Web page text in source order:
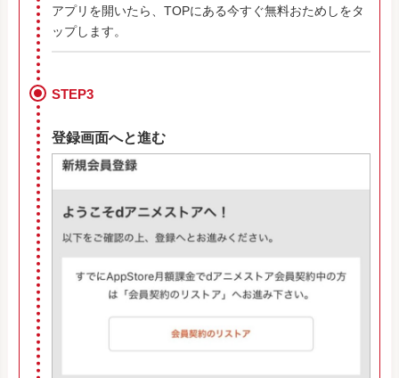
アプリを開いたら、TOPにある今すぐ無料おためしをタ
ップします。
STEP3
登録画面へと進む